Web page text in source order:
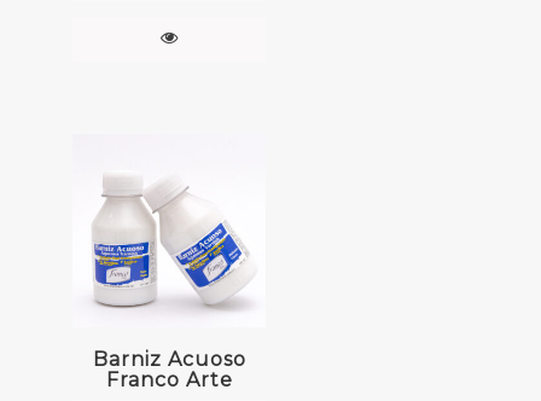
Barniz Acuoso
Franco Arte